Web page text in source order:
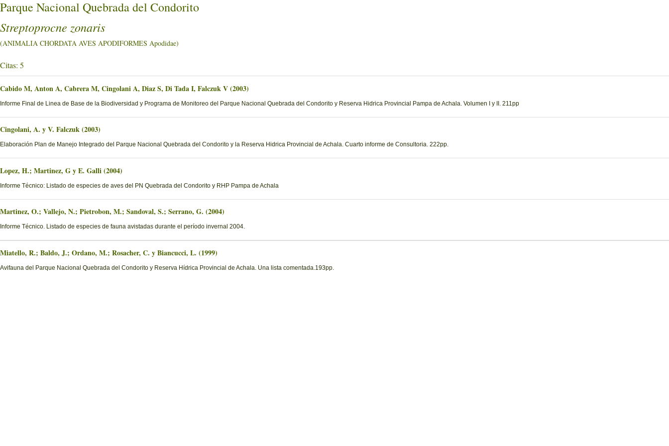
Parque Nacional Quebrada del Condorito
Streptoprocne zonaris
(ANIMALIA CHORDATA AVES APODIFORMES Apodidae)
Citas: 5
Cabido M, Anton A, Cabrera M, Cingolani A, Diaz S, Di Tada I, Falczuk V (2003)
Informe Final de Linea de Base de la Biodiversidad y Programa de Monitoreo del Parque Nacional Quebrada del Condorito y Reserva Hidrica Provincial Pampa de Achala. Volumen I y II. 211pp
Cingolani, A. y V. Falczuk (2003)
Elaboración Plan de Manejo Integrado del Parque Nacional Quebrada del Condorito y la Reserva Hidrica Provincial de Achala. Cuarto informe de Consultoria. 222pp.
Lopez, H.; Martinez, G y E. Galli (2004)
Informe Técnico: Listado de especies de aves del PN Quebrada del Condorito y RHP Pampa de Achala
Martinez, O.; Vallejo, N.; Pietrobon, M.; Sandoval, S.; Serrano, G. (2004)
Informe Técnico. Listado de especies de fauna avistadas durante el período invernal 2004.
Miatello, R.; Baldo, J.; Ordano, M.; Rosacher, C. y Biancucci, L. (1999)
Avifauna del Parque Nacional Quebrada del Condorito y Reserva Hídrica Provincial de Achala. Una lista comentada.193pp.